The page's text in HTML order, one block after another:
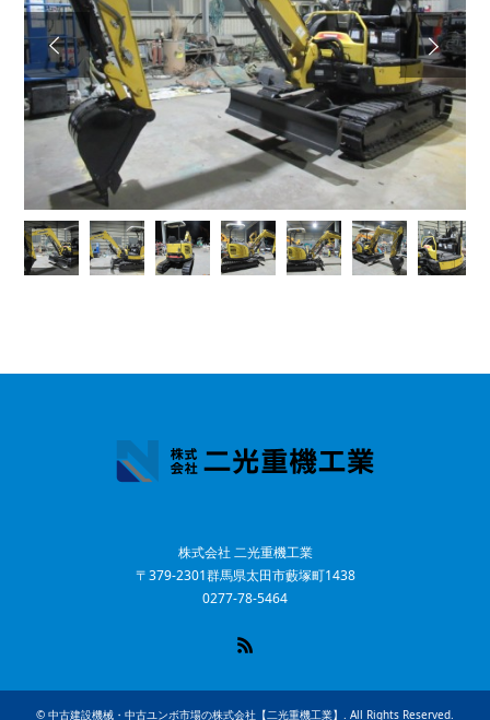
Next
株式会社 二光重機工業
〒379-2301群馬県太田市藪塚町1438
0277-78-5464
© 中古建設機械・中古ユンボ市場の株式会社【二光重機工業】 . All Rights Reserved.